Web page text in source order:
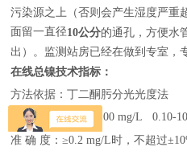
污染源之上（否则会产生湿度严重
面留一直径10公分的通孔，方便水
出）。监测站房已经在做到专室，
在线总镍技术指标：
方法依据：丁二酮肟分光光度法
测量范围： 0.00-2.00 mg/L 0.10-
准 确 度：≥0.2 mg/L时，不超过